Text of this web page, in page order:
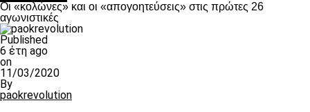
Οι «κολώνες» και οι «απογοητεύσεις» στις πρώτες 26
αγωνιστικές
Published
6 έτη ago
on
11/03/2020
By
paokrevolution